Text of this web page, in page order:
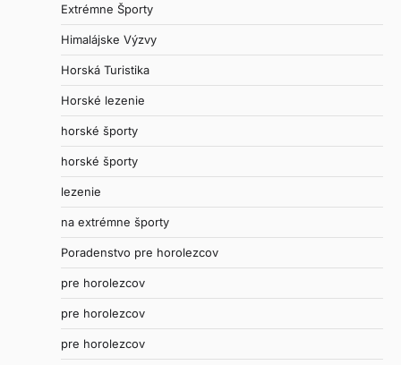
Extrémne Športy
Himalájske Výzvy
Horská Turistika
Horské lezenie
horské športy
horské športy
lezenie
na extrémne športy
Poradenstvo pre horolezcov
pre horolezcov
pre horolezcov
pre horolezcov